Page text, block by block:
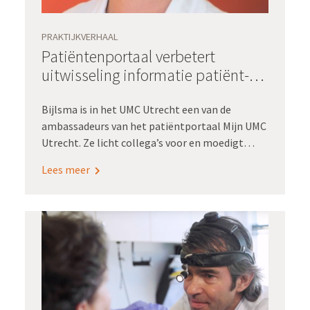
PRAKTIJKVERHAAL
Patiëntenportaal verbetert
uitwisseling informatie patiënt-
Bijlsma is in het UMC Utrecht een van de
ambassadeurs van het patiëntportaal Mijn UMC
Utrecht. Ze licht collega’s voor en moedigt
Bijlsma en haar collega-ambassadeurs bij aan
de bron: elke patiënt heeft toegang tot zijn
zorginformatie en voert regie op zijn of haar
gezondheid.
Lees meer